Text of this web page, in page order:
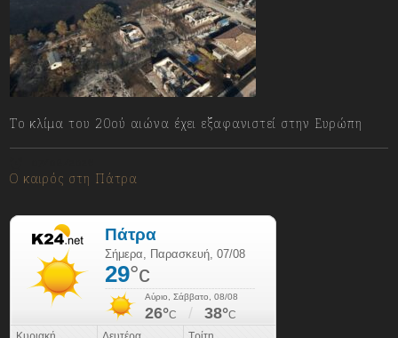
Το κλίμα του 20ού αιώνα έχει εξαφανιστεί στην Ευρώπη
Ο καιρός στη Πάτρα